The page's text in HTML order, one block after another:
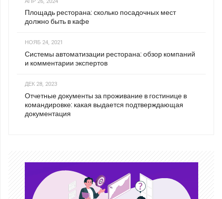
Площадь ресторана: сколько посадочных мест
должно быть в кафе
НОЯБ 24, 2021
Системы автоматизации ресторана: обзор компаний
и комментарии экспертов
ДЕК 28, 2023
Отчетные документы за проживание в гостинице в
командировке: какая выдается подтверждающая
документация